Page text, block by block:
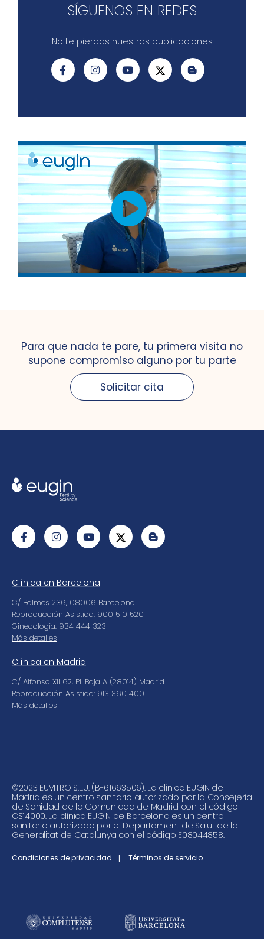
SÍGUENOS EN REDES
No te pierdas nuestras publicaciones
Para que nada te pare, tu primera visita no
supone compromiso alguno por tu parte
Solicitar cita
Clínica en Barcelona
C/ Balmes 236, 08006 Barcelona.
Reproducción Asistida: 900 510 520
Ginecología: 934 444 323
Más detalles
Clínica en Madrid
C/ Alfonso XII 62, Pl. Baja A (28014) Madrid
Reproducción Asistida: 913 360 400
Más detalles
©2023 EUVITRO S.L.U. (B-61663506). La clínica EUGIN de
Madrid es un centro sanitario autorizado por la Consejería
de Sanidad de la Comunidad de Madrid con el código
CS14000. La clínica EUGIN de Barcelona es un centro
sanitario autorizado por el Departament de Salut de la
Generalitat de Catalunya con el código E08044858.
Condiciones de privacidad Términos de servicio